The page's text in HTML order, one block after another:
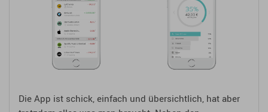
Die App ist schick, einfach und übersichtlich, hat aber